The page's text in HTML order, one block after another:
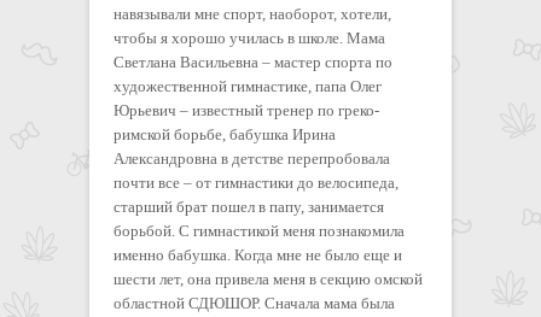
навязывали мне спорт, наоборот, хотели,
чтобы я хорошо училась в школе. Мама
Светлана Васильевна – мастер спорта по
художественной гимнастике, папа Олег
Юрьевич – известный тренер по греко-
римской борьбе, бабушка Ирина
Александровна в детстве перепробовала
почти все – от гимнастики до велосипеда,
старший брат пошел в папу, занимается
борьбой. С гимнастикой меня познакомила
именно бабушка. Когда мне не было еще и
шести лет, она привела меня в секцию омской
областной СДЮШОР. Сначала мама была